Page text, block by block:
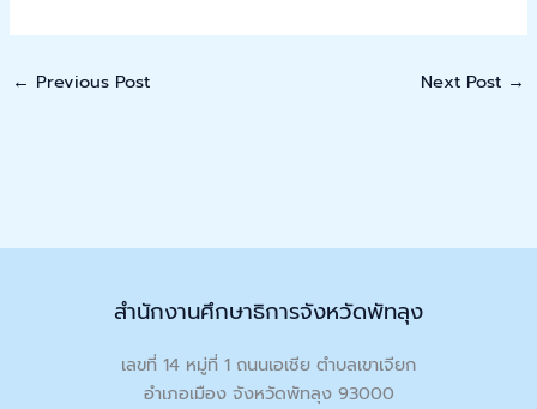
← Previous Post Next Post →
สำนักงานศึกษาธิการจังหวัดพัทลุง
เลขที่ 14 หมู่ที่ 1 ถนนเอเชีย ตำบลเขาเจียก
อำเภอเมือง จังหวัดพัทลุง 93000